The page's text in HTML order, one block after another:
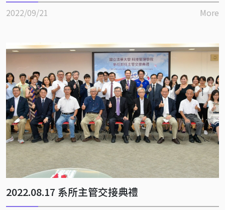
2022/09/21 More
2022.08.17 系所主管交接典禮